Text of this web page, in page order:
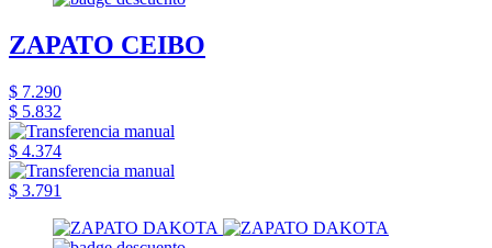
ZAPATO CEIBO
$ 7.290
$ 5.832
$ 4.374
$ 3.791